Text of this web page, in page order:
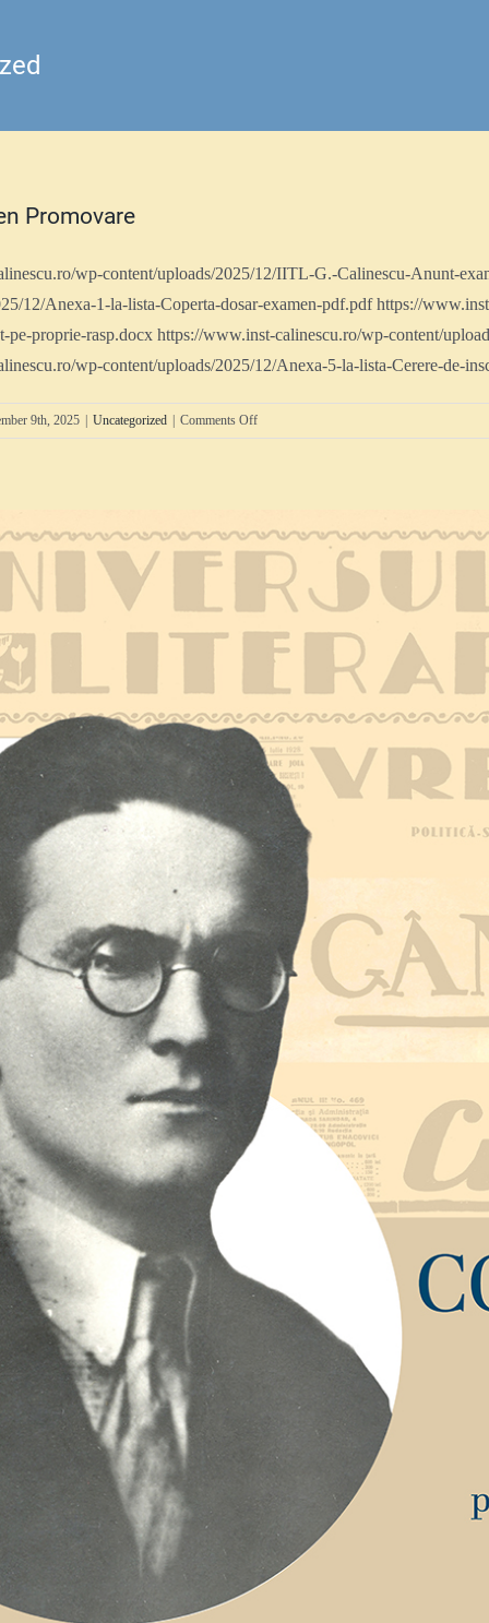
Promovare
wp-content/uploads/2025/12/IITL-G.-Calinescu-Anunt-
12/Anexa-1-la-lista-Coperta-dosar-examen-pdf.pdf https://
pe-proprie-rasp.docx https://www.inst-calinescu.ro/wp-content/
wp-content/uploads/2025/12/Anexa-5-la-lista-Cerere-de-
9th, 2025 Uncategorized Comments Offon
Anunț